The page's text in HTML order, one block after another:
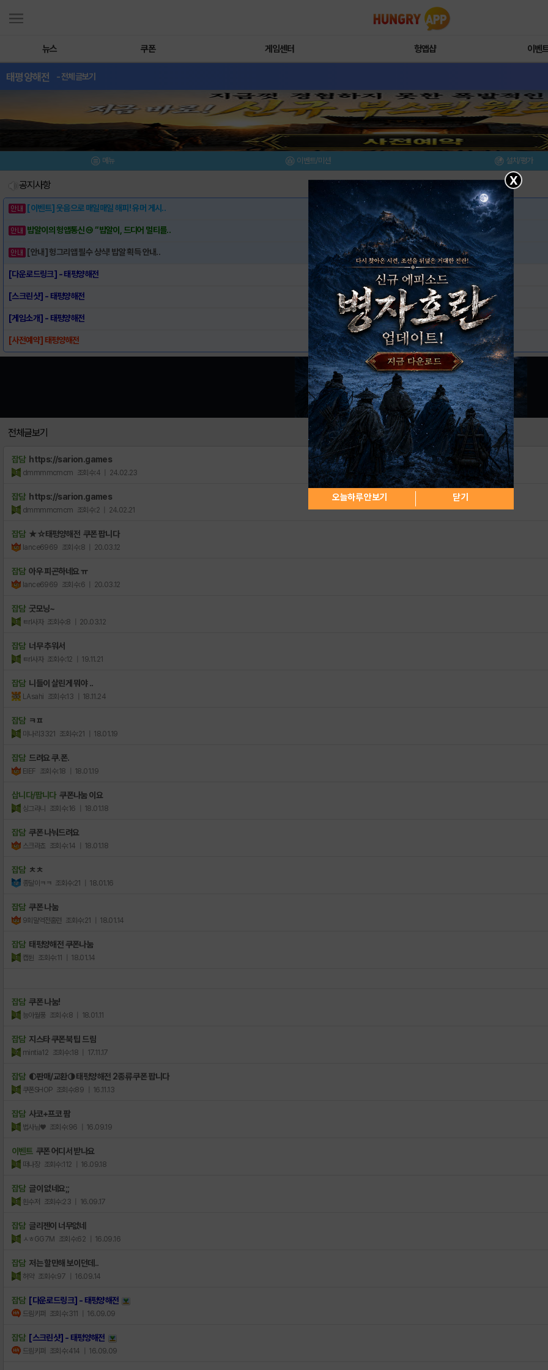
뉴스 쿠폰 게임센터 헝앱샵 이벤
태평양해전 - 전체글보기
메뉴 이벤트/미션 설치/평가
공지사항
[이벤트] 웃음으로 매일매일 해피! 유머 게시..
밥알이의 헝앱통신 ⑲ “밥알이, 드디어 멀티를..
[안내] 헝그리앱 필수 상식! 밥알 획득 안내..
[다운로드링크] - 태평양해전
[스크린샷] - 태평양해전
[게임소개] - 태평양해전
[사전예약] 태평양해전
전체글보기
잡담 https://sarion.games
dmmmmcmcm 조회수:4 | 24.02.23
잡담 https://sarion.games
dmmmmcmcm 조회수:2 | 24.02.21
잡담 ★☆태평양해전 쿠폰 팝니다
lance6969 조회수:8 | 20.03.12
잡담 아우 피곤하네요 ㅠ
lance6969 조회수:6 | 20.03.12
잡담 굿모닝~
ㅌrl사자 조회수:8 | 20.03.12
잡담 너무 추워서
ㅌrl사자 조회수:12 | 19.11.21
잡담 니들이 살린게 뭐야 ..
LAsahi 조회수:13 | 18.11.24
잡담 ㅋㅍ
미나리3321 조회수:21 | 18.01.19
잡담 드려요 쿠.폰.
EIEF 조회수:18 | 18.01.19
삽니다/팝니다 쿠폰나눔 이요
싱그라니 조회수:16 | 18.01.18
잡담 쿠폰 나눠드려요
스크라쵸 조회수:14 | 18.01.18
잡담 ㅊㅊ
종달이ㅋㅋ 조회수:21 | 18.01.16
잡담 쿠폰 나눔
9회말역전홈런 조회수:21 | 18.01.14
잡담 태평양해전 쿠폰나눔
캡튄 조회수:11 | 18.01.14
잡담 쿠폰 나눔!
능아월풍 조회수:8 | 18.01.11
잡담 지스타 쿠폰북 팁 드림
mintia12 조회수:18 | 17.11.17
잡담 ◐판매/교환◑ 태평양해전 2종류 쿠폰 팝니다
쿠폰SHOP 조회수:89 | 16.11.13
잡담 사코+프코 팜
법사님♥ 조회수:96 | 16.09.19
이벤트 쿠폰 어디서 받나요
떠나장 조회수:112 | 16.09.18
잡담 글이 없네요;;
흰수저 조회수:23 | 16.09.17
잡담 글리젠이 너무없네
ㅅㅎGG7M 조회수:62 | 16.09.16
잡담 저는 할만해 보이던데..
허약 조회수:97 | 16.09.14
잡담 [다운로드링크] - 태평양해전
드림키퍼 조회수:311 | 16.09.09
잡담 [스크린샷] - 태평양해전
드림키퍼 조회수:414 | 16.09.09
X
오늘하루 안보기 닫기